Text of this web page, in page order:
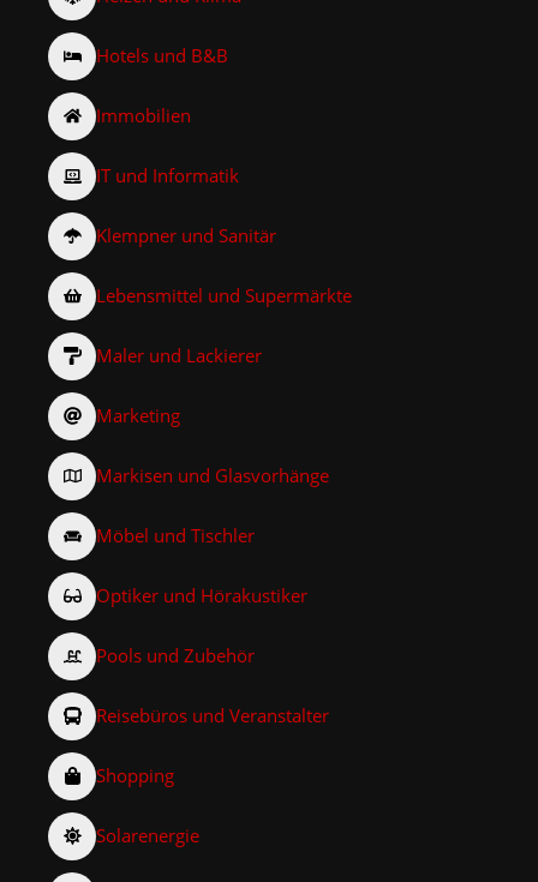
Hotels und B&B
Immobilien
IT und Informatik
Klempner und Sanitär
Lebensmittel und Supermärkte
Maler und Lackierer
Marketing
Markisen und Glasvorhänge
Möbel und Tischler
Optiker und Hörakustiker
Pools und Zubehör
Reisebüros und Veranstalter
Shopping
Solarenergie